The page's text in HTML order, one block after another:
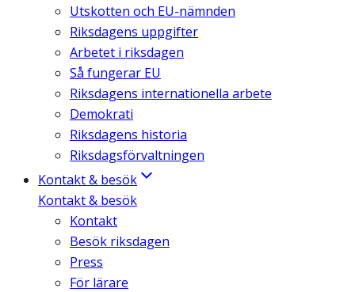
Utskotten och EU-nämnden
Riksdagens uppgifter
Arbetet i riksdagen
Så fungerar EU
Riksdagens internationella arbete
Demokrati
Riksdagens historia
Riksdagsförvaltningen
Kontakt & besök
Kontakt & besök
Kontakt
Besök riksdagen
Press
För lärare